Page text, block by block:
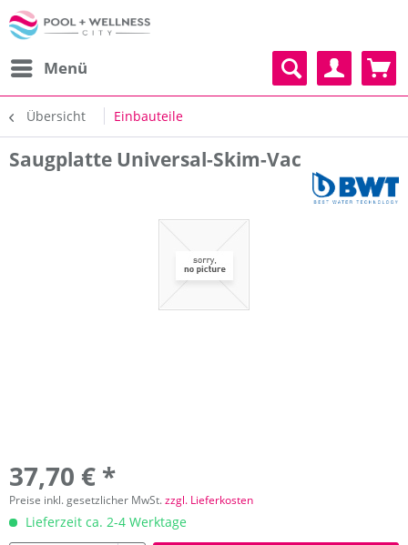
Menü
Übersicht Einbauteile
Saugplatte Universal-Skim-Vac
37,70 € *
Preise inkl. gesetzlicher MwSt.zzgl. Lieferkosten
Lieferzeit ca. 2-4 Werktage